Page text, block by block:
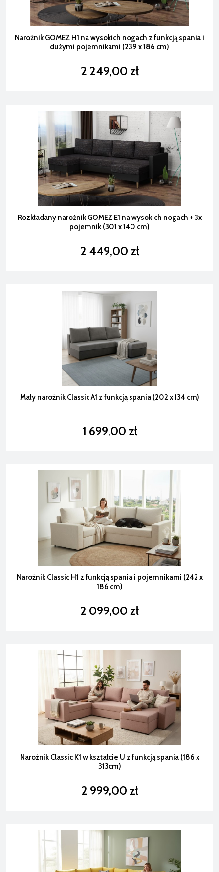
Narożnik GOMEZ H1 na wysokich nogach z funkcją spania i
dużymi pojemnikami (239 x 186 cm)
2 249,00 zł
Rozkładany narożnik GOMEZ E1 na wysokich nogach + 3x
pojemnik (301 x 140 cm)
2 449,00 zł
Mały narożnik Classic A1 z funkcją spania (202 x 134 cm)
1 699,00 zł
Narożnik Classic H1 z funkcją spania i pojemnikami (242 x
186 cm)
2 099,00 zł
Narożnik Classic K1 w kształcie U z funkcją spania (186 x
313cm)
2 999,00 zł